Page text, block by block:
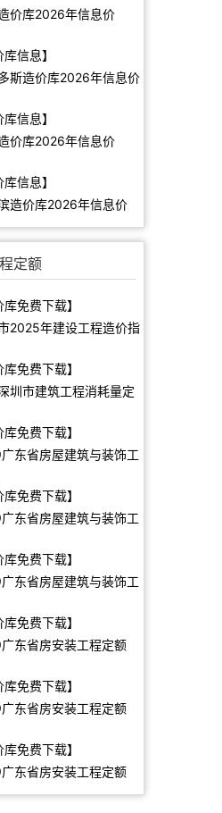
价库2026年信息价
库信息】
斯造价库2026年信息价
库信息】
价库2026年信息价
库信息】
造价库2026年信息价
定额
库免费下载】
2025年建设工程造价指
库免费下载】
圳市建筑工程消耗量定
库免费下载】
东省房屋建筑与装饰工
库免费下载】
东省房屋建筑与装饰工
库免费下载】
东省房屋建筑与装饰工
库免费下载】
东省房安装工程定额
库免费下载】
东省房安装工程定额
（下）
库免费下载】
东省房安装工程定额
业管道安装